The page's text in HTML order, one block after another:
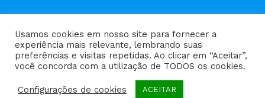
Política de privacidade
Usamos cookies em nosso site para fornecer a
experiência mais relevante, lembrando suas
preferências e visitas repetidas. Ao clicar em “Aceitar”,
você concorda com a utilização de TODOS os cookies.
Configurações de cookies ACEITAR